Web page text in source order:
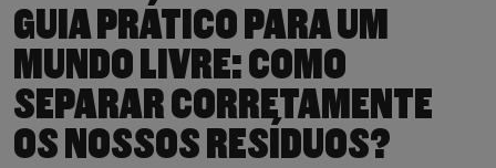
GUIA PRÁTICO PARA UM
MUNDO LIVRE: COMO
SEPARAR CORRETAMENTE
OS NOSSOS RESÍDUOS?